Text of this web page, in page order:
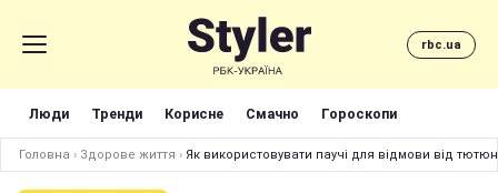
rbc.ua
Люди Тренди Корисне Смачно Гороскопи
Головна › Здорове життя › Як використовувати паучі для відмови від